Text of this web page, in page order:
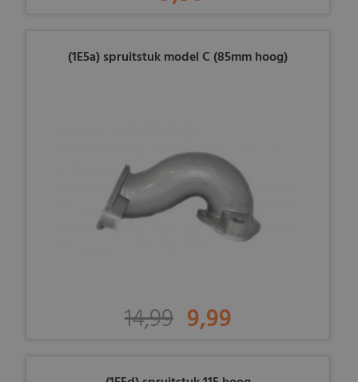
(1E5a) spruitstuk model C (85mm hoog)
14,99 9,99